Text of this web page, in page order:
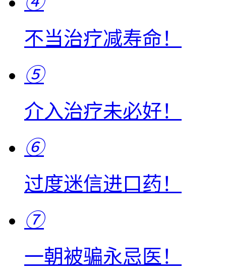
不当治疗减寿命！
⑤
介入治疗未必好！
⑥
过度迷信进口药！
⑦
一朝被骗永忌医！